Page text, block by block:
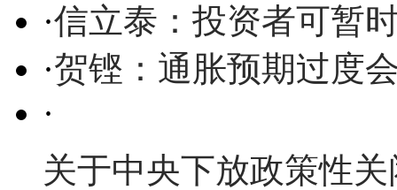
·信立泰：投资者可暂
·贺铿：通胀预期过度
·
关于中央下放政策性